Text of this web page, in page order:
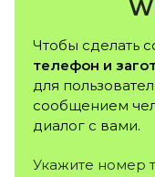
Чтобы сделать
телефон и
для
сообщением
диалог с вами.
Укажите номер